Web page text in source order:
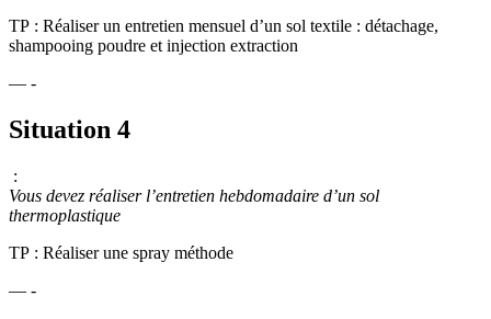
TP : Réaliser un entretien mensuel d’un sol textile : détachage,
shampooing poudre et injection extraction
— -
Situation 4
:
Vous devez réaliser l’entretien hebdomadaire d’un sol
thermoplastique
TP : Réaliser une spray méthode
— -